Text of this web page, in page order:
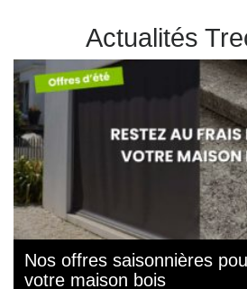
Actualités
Nos offres saisonnières
votre maison bois